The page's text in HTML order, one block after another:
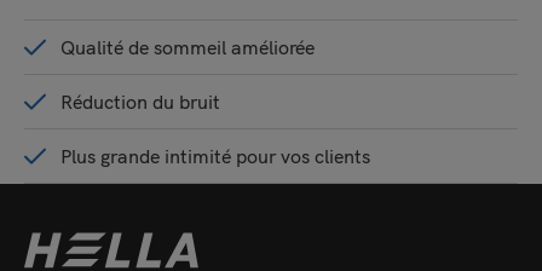
Qualité de sommeil améliorée
Réduction du bruit
Plus grande intimité pour vos clients